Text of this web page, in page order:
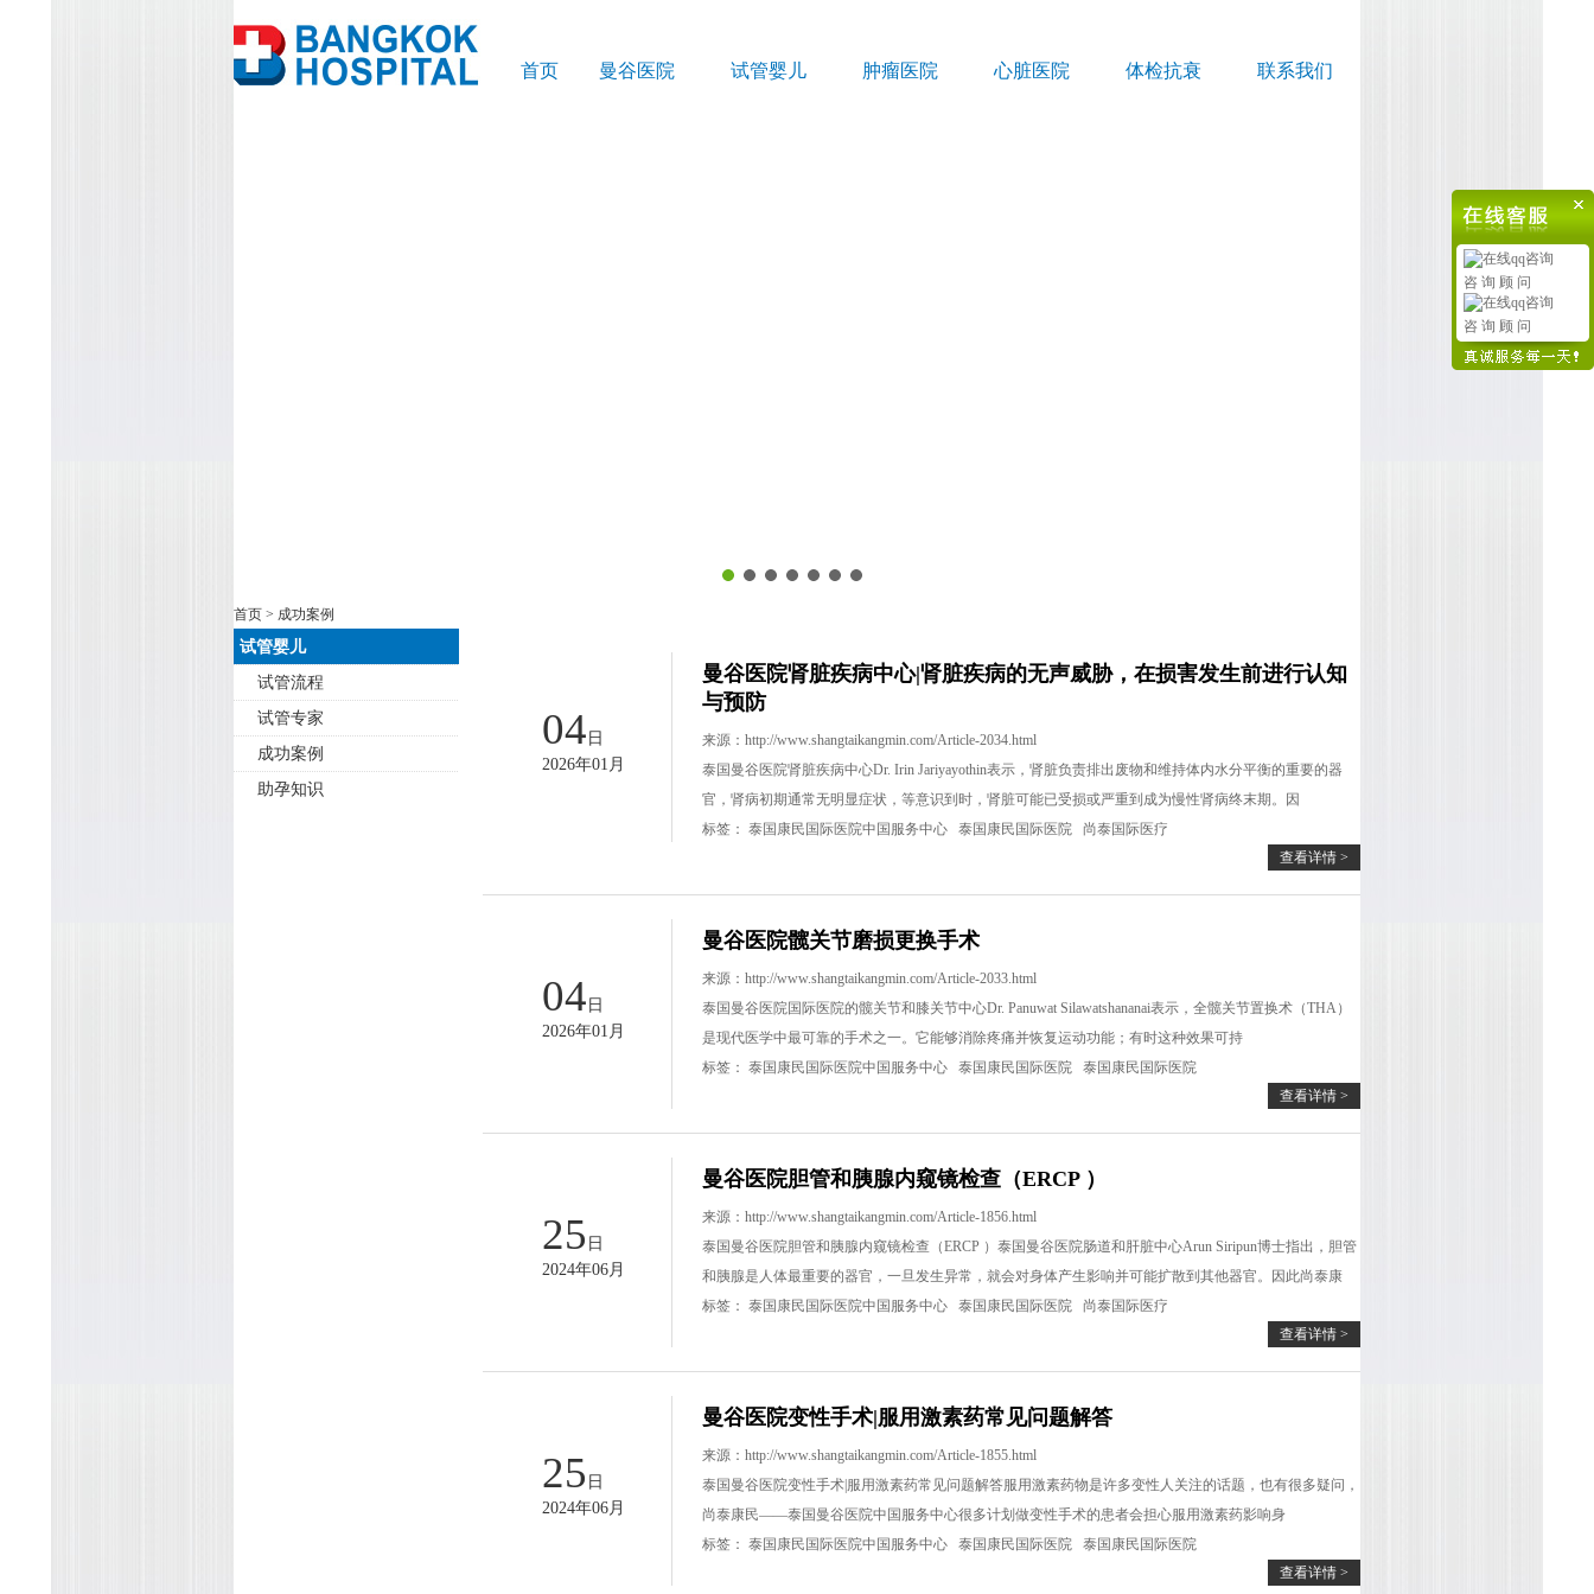
首页 曼谷医院 试管婴儿 肿瘤医院 心脏医院 体检抗衰 联系我们
咨 询 顾 问
咨 询 顾 问
首页 > 成功案例
试管婴儿
试管流程
试管专家
成功案例
助孕知识
04 日
2026年01月
曼谷医院肾脏疾病中心|肾脏疾病的无声威胁，在损害发生前进行认知
与预防
来源： http://www.shangtaikangmin.com/Article-2034.html
泰国曼谷医院肾脏疾病中心Dr. Irin Jariyayothin表示，肾脏负责排出废物和维持体内水分平衡的重要的器
官，肾病初期通常无明显症状，等意识到时，肾脏可能已受损或严重到成为慢性肾病终末期。因
标签： 泰国康民国际医院中国服务中心 泰国康民国际医院
尚泰国际医疗
查看详情 >
04 日
2026年01月
曼谷医院髋关节磨损更换手术
来源： http://www.shangtaikangmin.com/Article-2033.html
泰国曼谷医院国际医院的髋关节和膝关节中心Dr. Panuwat Silawatshananai表示，全髋关节置换术（THA）
是现代医学中最可靠的手术之一。它能够消除疼痛并恢复运动功能；有时这种效果可持
标签： 泰国康民国际医院中国服务中心 泰国康民国际医院
泰国康民国际医院
查看详情 >
25 日
2024年06月
曼谷医院胆管和胰腺内窥镜检查（ERCP ）
来源： http://www.shangtaikangmin.com/Article-1856.html
泰国曼谷医院胆管和胰腺内窥镜检查（ERCP ）泰国曼谷医院肠道和肝脏中心Arun Siripun博士指出，胆管
和胰腺是人体最重要的器官，一旦发生异常，就会对身体产生影响并可能扩散到其他器官。因此尚泰康
标签： 泰国康民国际医院中国服务中心 泰国康民国际医院
尚泰国际医疗
查看详情 >
25 日
2024年06月
曼谷医院变性手术|服用激素药常见问题解答
来源： http://www.shangtaikangmin.com/Article-1855.html
泰国曼谷医院变性手术|服用激素药常见问题解答服用激素药物是许多变性人关注的话题，也有很多疑问，
尚泰康民——泰国曼谷医院中国服务中心很多计划做变性手术的患者会担心服用激素药影响身
标签： 泰国康民国际医院中国服务中心 泰国康民国际医院
泰国康民国际医院
查看详情 >